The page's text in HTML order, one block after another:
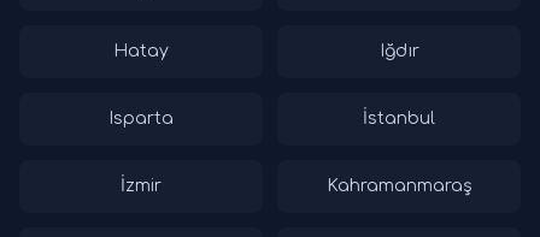
Hatay Iğdır
Isparta İstanbul
İzmir Kahramanmaraş